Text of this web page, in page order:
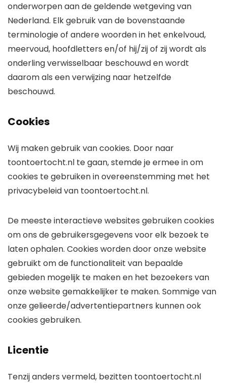
onderworpen aan de geldende wetgeving van
Nederland. Elk gebruik van de bovenstaande
terminologie of andere woorden in het enkelvoud,
meervoud, hoofdletters en/of hij/zij of zij wordt als
onderling verwisselbaar beschouwd en wordt
daarom als een verwijzing naar hetzelfde
beschouwd.
Cookies
Wij maken gebruik van cookies. Door naar
toontoertocht.nl te gaan, stemde je ermee in om
cookies te gebruiken in overeenstemming met het
privacybeleid van toontoertocht.nl.
De meeste interactieve websites gebruiken cookies
om ons de gebruikersgegevens voor elk bezoek te
laten ophalen. Cookies worden door onze website
gebruikt om de functionaliteit van bepaalde
gebieden mogelijk te maken en het bezoekers van
onze website gemakkelijker te maken. Sommige van
onze gelieerde/advertentiepartners kunnen ook
cookies gebruiken.
Licentie
Tenzij anders vermeld, bezitten toontoertocht.nl